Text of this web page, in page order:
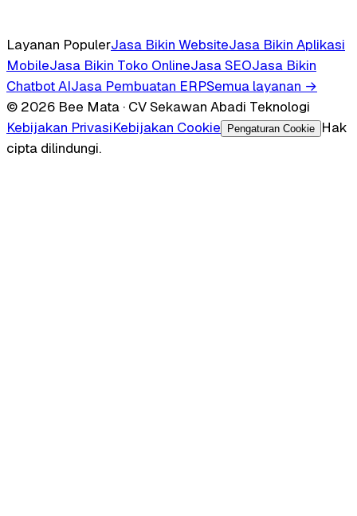
Layanan PopulerJasa Bikin WebsiteJasa Bikin Aplikasi
MobileJasa Bikin Toko OnlineJasa SEOJasa Bikin
Chatbot AIJasa Pembuatan ERPSemua layanan →
© 2026 Bee Mata · CV Sekawan Abadi Teknologi
Kebijakan PrivasiKebijakan Cookie Pengaturan Cookie
Hak
cipta dilindungi.